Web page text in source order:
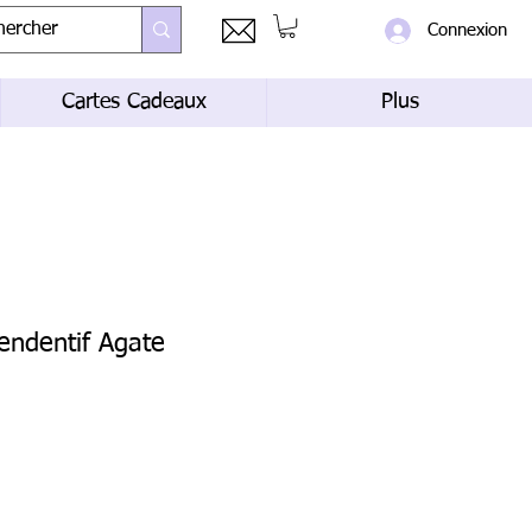
Connexion
Cartes Cadeaux Plus
Agate